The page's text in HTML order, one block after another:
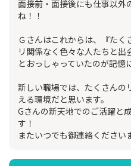
面接前・面接後にも仕事以外
ね！！
Ｇさんはこれからは、『た
リ関係なく色々な人たちと出
とおっしゃっていたのが記憶
新しい職場では、たくさんの
える環境だと思います。
Gさんの新天地でのご活躍と
す！
またいつでも御連絡ください